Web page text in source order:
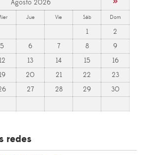
Agosto 2026
Jue Vie Sáb Dom
1
2
5 6 7 8
9
13 14 15
16
20 21 22
23
27 28 29
30
redes